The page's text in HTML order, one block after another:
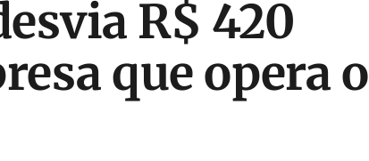
R$ 420
que opera o